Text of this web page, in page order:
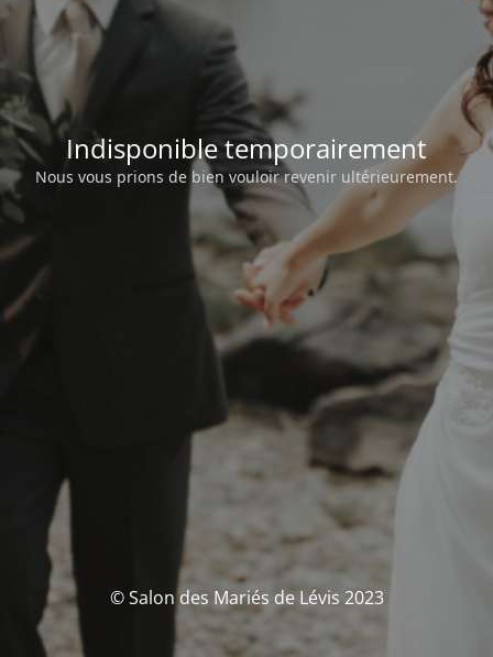
Indisponible temporairement
Nous vous prions de bien vouloir revenir ultérieurement.
© Salon des Mariés de Lévis 2023